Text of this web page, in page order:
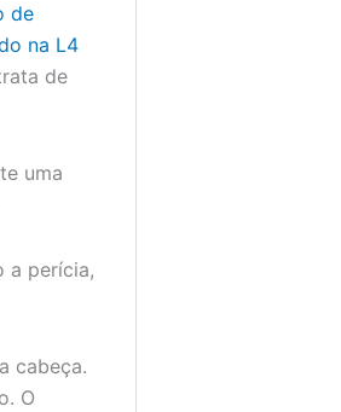
de
na L4
de
uma
a perícia,
cabeça.
O